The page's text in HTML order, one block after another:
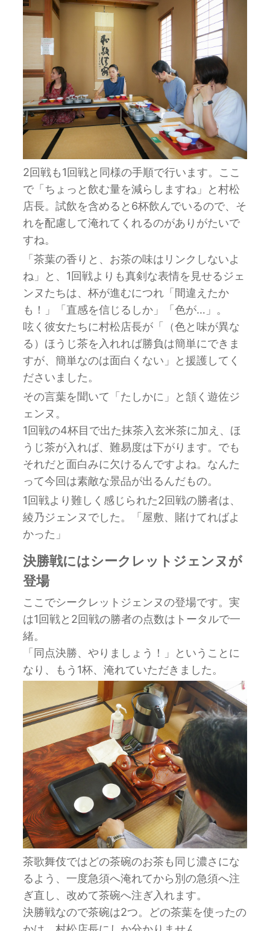
2回戦も1回戦と同様の手順で行います。ここ
で「ちょっと飲む量を減らしますね」と村松
店長。試飲を含めると6杯飲んでいるので、そ
れを配慮して淹れてくれるのがありがたいで
すね。
「茶葉の香りと、お茶の味はリンクしないよ
ね」と、1回戦よりも真剣な表情を見せるジェ
ンヌたちは、杯が進むにつれ「間違えたか
も！」「直感を信じるしか」「色が…」。
呟く彼女たちに村松店長が「（色と味が異な
る）ほうじ茶を入れれば勝負は簡単にできま
すが、簡単なのは面白くない」と援護してく
ださいました。
その言葉を聞いて「たしかに」と頷く遊佐ジ
ェンヌ。
1回戦の4杯目で出た抹茶入玄米茶に加え、ほ
うじ茶が入れば、難易度は下がります。でも
それだと面白みに欠けるんですよね。なんた
って今回は素敵な景品が出るんだもの。
1回戦より難しく感じられた2回戦の勝者は、
綾乃ジェンヌでした。「屋敷、賭けてればよ
かった」
決勝戦にはシークレットジェンヌが
登場
ここでシークレットジェンヌの登場です。実
は1回戦と2回戦の勝者の点数はトータルで一
緒。
「同点決勝、やりましょう！」ということに
なり、もう1杯、淹れていただきました。
茶歌舞伎ではどの茶碗のお茶も同じ濃さにな
るよう、一度急須へ淹れてから別の急須へ注
ぎ直し、改めて茶碗へ注ぎ入れます。
決勝戦なので茶碗は2つ。どの茶葉を使ったの